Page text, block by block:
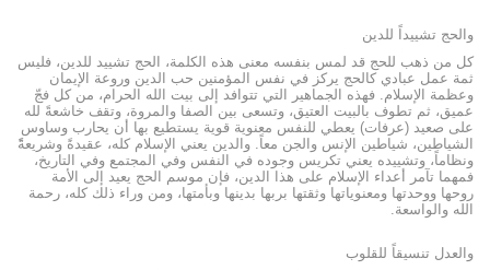
والحج تشييداً للدين
كل من ذهب للحج قد لمس بنفسه معنى هذه الكلمة، الحج تشييد للدين، فليس
ثمة عمل عبادي كالحج يركز في نفس المؤمنين حب الدين وروعة الإيمان
وعظمة الإسلام. فهذه الجماهير التي تتوافد إلى بيت الله الحرام، من كل فجّ
عميق، ثم تطوف بالبيت العتيق، وتسعى بين الصفا والمروة، وتقف خاشعةً لله
على صعيد (عرفات) يعطي للنفس معنوية قوية يستطيع بها أن يحارب وساوس
الشياطين، شياطين الإنس والجن معاً. والدين يعني الإسلام كله، عقيدةً وشريعةًً
ونظاماً، وتشييده يعني تكريس وجوده في النفس وفي المجتمع وفي التاريخ،
فمهما تآمر أعداء الإسلام على هذا الدين، فإن موسم الحج يعيد إلى الأمة
روحها ووحدتها ومعنوياتها وثقتها بربها بدينها وبأمتها، ومن وراء ذلك كله، رحمة
الله والواسعة.
والعدل تنسيقاً للقلوب